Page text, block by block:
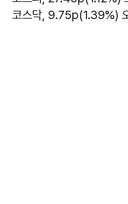
코스닥, 9.75p(1.39%)